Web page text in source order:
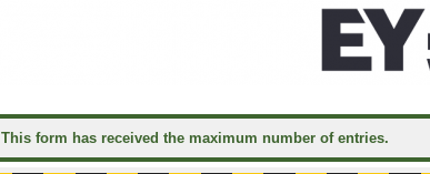
Statusbericht
This form has received the maximum number of entries.